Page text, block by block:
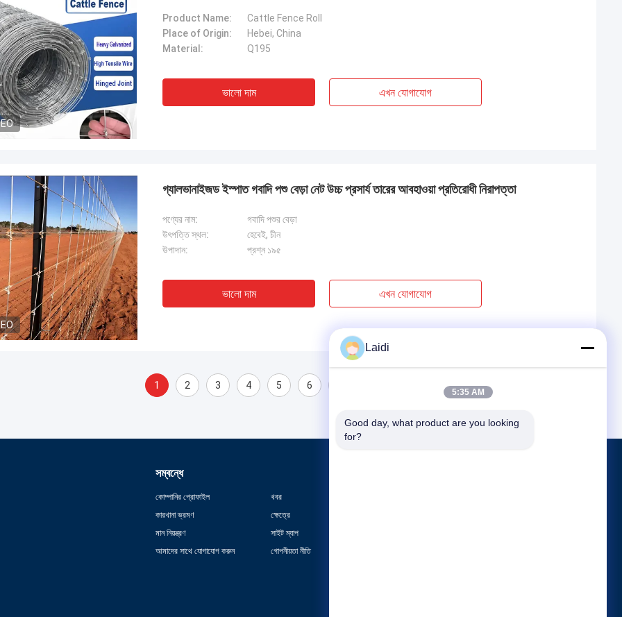
Product Name:
Cattle Fence Roll
Place of Origin:
Hebei, China
Material:
Q195
ভালো দাম এখন যোগাযোগ
গ্যালভানাইজড ইস্পাত গবাদি পশু বেড়া নেট উচ্চ প্রসার্য তারের আবহাওয়া প্রতিরোধী নিরাপত্তা
পণ্যের নাম:
গবাদি পশুর বেড়া
উৎপত্তি স্থল:
হেবেই, চীন
উপাদান:
প্রশ্ন ১৯৫
ভালো দাম এখন যোগাযোগ
1 2 3 4 5 6
সম্বন্ধে
কোম্পানির প্রোফাইল
কারখানা ভ্রমণ
মান নিয়ন্ত্রণ
আমাদের সাথে যোগাযোগ করুন
খবর
ক্ষেত্রে
সাইট ম্যাপ
গোপনীয়তা নীতি
Laidi
5:35 AM
Good day, what product are you looking
for?